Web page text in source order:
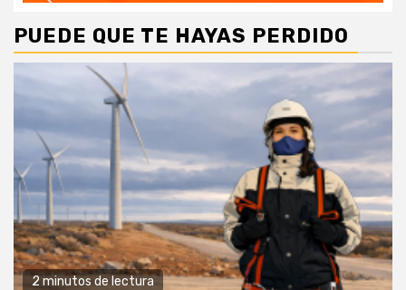
PUEDE QUE TE HAYAS PERDIDO
2 minutos de lectura